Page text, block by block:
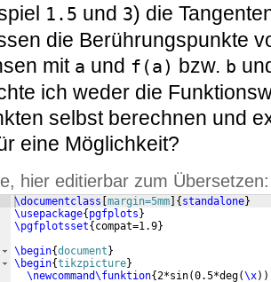
1.5 und 3) die
die Berührungspunkte
mit a und f(a) bzw. b
ich weder die
selbst berechnen und
eine Möglichkeit?
hier editierbar zum Übersetzen:
\documentclass margin=5mm { standalone}
\usepackage{ pgfplots }
\pgfplotsset{ compat=1.9}
\begin{document }
\begin{tikzpicture}
\newcommand\funktion{2*sin(0.5*deg(\x))